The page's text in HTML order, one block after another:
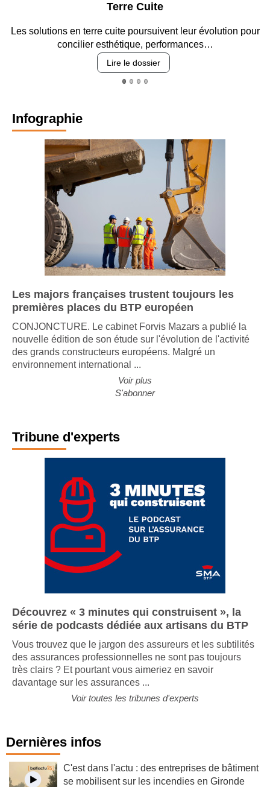
Terre Cuite
Les solutions en terre cuite poursuivent leur évolution pour
concilier esthétique, performances…
Lire le dossier
Infographie
Les majors françaises trustent toujours les
premières places du BTP européen
CONJONCTURE. Le cabinet Forvis Mazars a publié la
nouvelle édition de son étude sur l'évolution de l'activité
des grands constructeurs européens. Malgré un
environnement international ...
Voir plus
S'abonner
Tribune d'experts
Découvrez « 3 minutes qui construisent », la
série de podcasts dédiée aux artisans du BTP
Vous trouvez que le jargon des assureurs et les subtilités
des assurances professionnelles ne sont pas toujours
très clairs ? Et pourtant vous aimeriez en savoir
davantage sur les assurances ...
Voir toutes les tribunes d'experts
Dernières infos
C'est dans l'actu : des entreprises de bâtiment
se mobilisent sur les incendies en Gironde